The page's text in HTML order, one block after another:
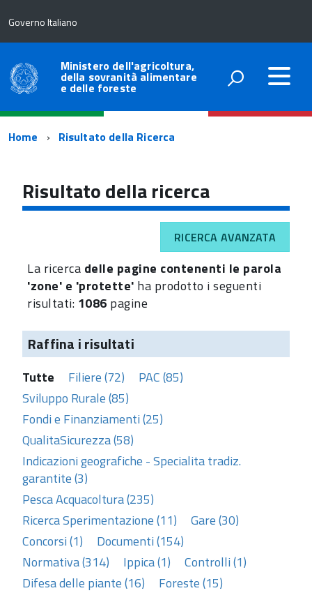
Governo Italiano
Ministero dell'agricoltura,
della sovranità alimentare
e delle foreste
Percorso
navigazione
Home Risultato della Ricerca
Risultato della ricerca
RICERCA AVANZATA
La ricerca delle pagine contenenti le parola
'zone' e 'protette' ha prodotto i seguenti
risultati: 1086 pagine
Raffina i risultati
Tutte Filiere (72)
PAC (85)
Sviluppo Rurale (85)
Fondi e Finanziamenti (25)
QualitaSicurezza (58)
Indicazioni geografiche - Specialita tradiz.
garantite (3)
Pesca Acquacoltura (235)
Ricerca Sperimentazione (11)
Gare (30)
Concorsi (1)
Documenti (154)
Normativa (314)
Ippica (1)
Controlli (1)
Difesa delle piante (16)
Foreste (15)